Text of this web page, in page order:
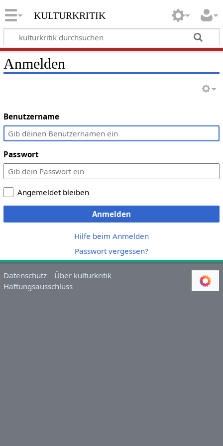
kulturkritik
Anmelden
Benutzername
Passwort
Angemeldet bleiben
Anmelden
Hilfe beim Anmelden
Passwort vergessen?
Datenschutz
Über kulturkritik
Haftungsausschluss